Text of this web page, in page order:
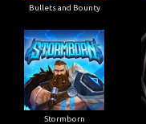
Bullets and Bounty
Stormborn